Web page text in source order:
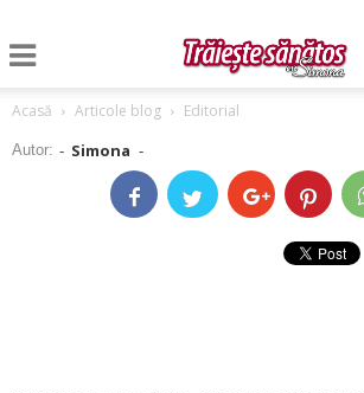
Acasă Articole blog Editorial
Autor: - Simona -